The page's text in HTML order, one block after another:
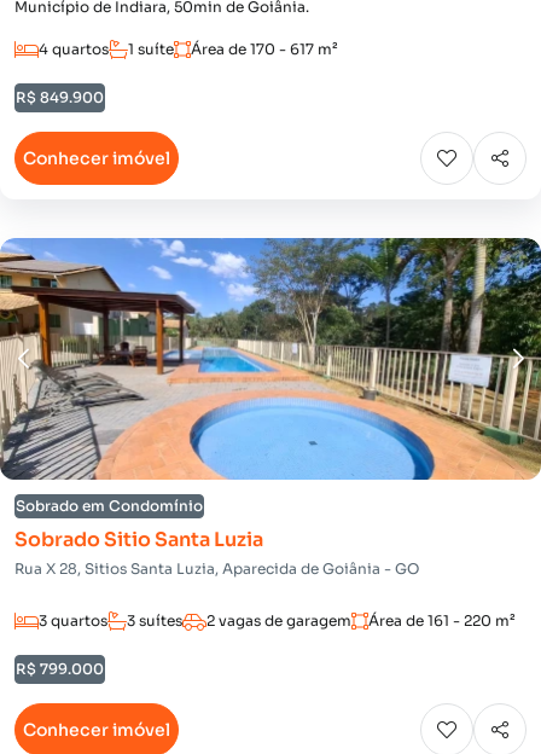
Município de Indiara, 50min de Goiânia.
4 quartos 1 suíte Área de 170 - 617 m²
R$ 849.900
Conhecer imóvel
Sobrado em Condomínio
Sobrado Sitio Santa Luzia
Rua X 28, Sitios Santa Luzia, Aparecida de Goiânia - GO
3 quartos 3 suítes 2 vagas de garagem Área de 161 - 220 m²
R$ 799.000
Conhecer imóvel